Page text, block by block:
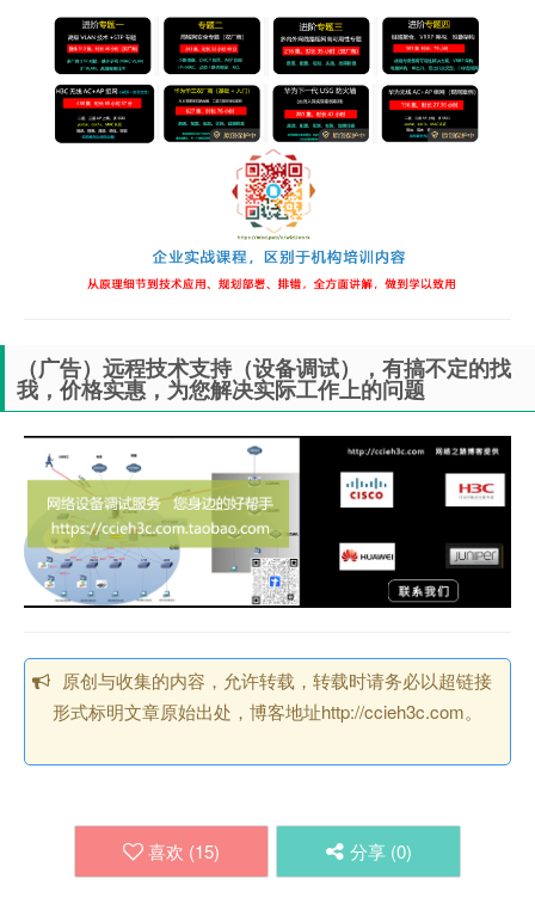
（广告）远程技术支持（设备调试），有搞不定的找
我，价格实惠，为您解决实际工作上的问题
原创与收集的内容，允许转载，转载时请务必以超链接
形式标明文章原始出处，博客地址http://ccieh3c.com。
喜欢 (15) 分享 (0)